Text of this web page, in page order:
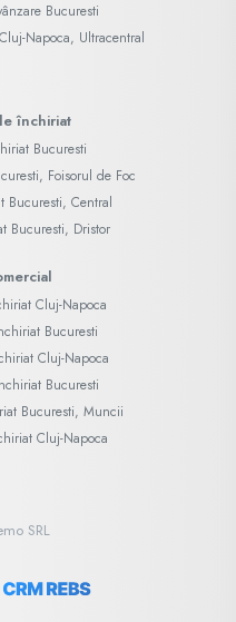
Bucuresti
Napoca, Ultracentral
închiriat
Bucuresti
Foisorul de Foc
Bucuresti, Central
Bucuresti, Dristor
Cluj-Napoca
Bucuresti
Cluj-Napoca
Bucuresti
Bucuresti, Muncii
Cluj-Napoca
SRL